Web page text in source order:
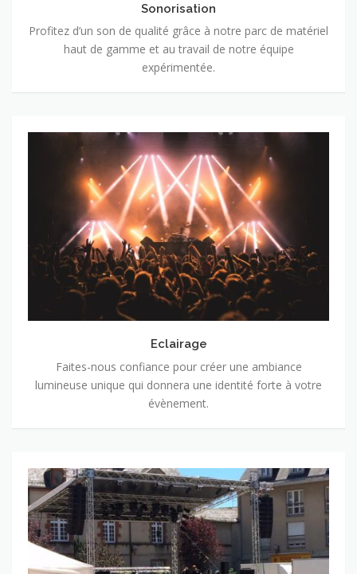
Sonorisation
Profitez d’un son de qualité grâce à notre parc de matériel
haut de gamme et au travail de notre équipe
expérimentée.
Eclairage
Eclairage
Faites-nous confiance pour créer une ambiance
lumineuse unique qui donnera une identité forte à votre
évènement.
Structure
⎥
Scène